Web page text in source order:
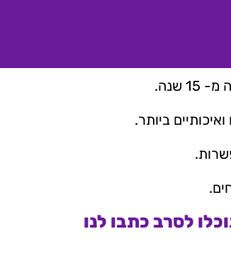
שנה.
ביותר.
לסרב כתבו לנו